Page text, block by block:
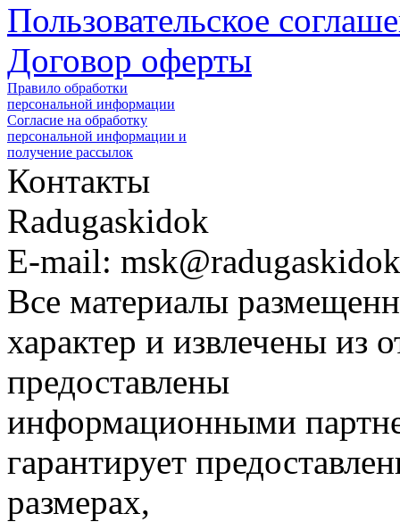
Пользовательское
Договор оферты
Правило обработки
персональной информации
Согласие на обработку
персональной информации и
получение рассылок
Контакты
Radugaskidok
E-mail:
Все материалы
характер и извлечены из
предоставлены
информационными
гарантирует
размерах,